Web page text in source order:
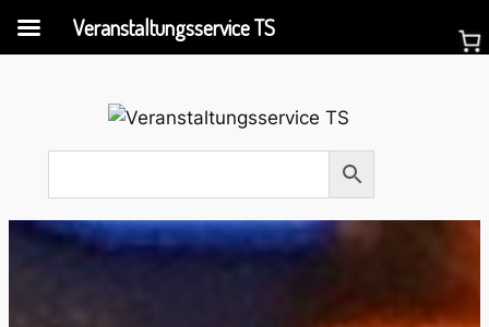
Veranstaltungsservice TS